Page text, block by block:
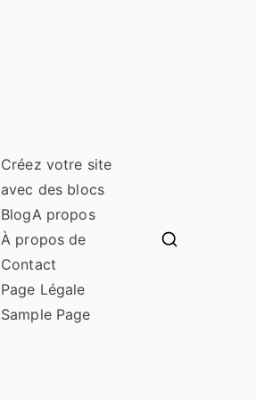
Créez votre site
avec des blocs
BlogA propos
À propos de
Contact
Page Légale
Sample Page